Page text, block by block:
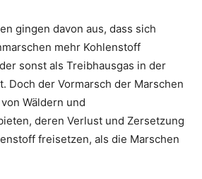
gingen davon aus, dass sich
mehr Kohlenstoff
sonst als Treibhausgas in der
Doch der Vormarsch der Marschen
Wäldern und
deren Verlust und Zersetzung
freisetzen, als die Marschen